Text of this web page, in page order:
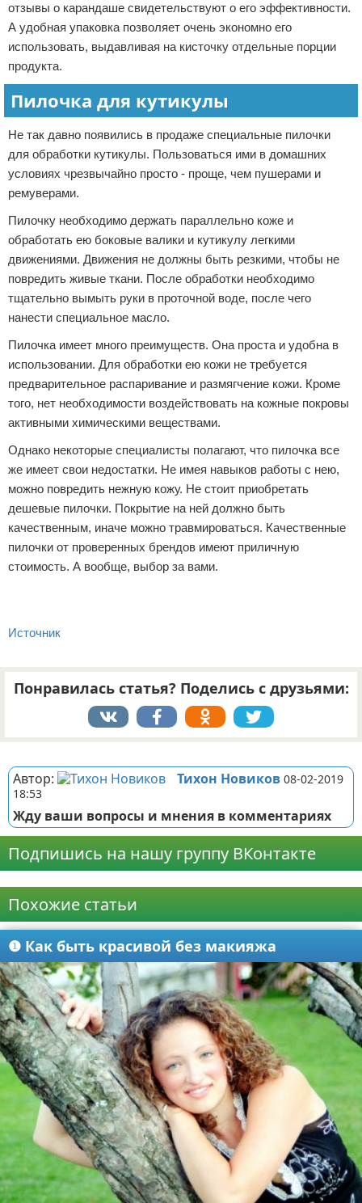
отзывы о карандаше свидетельствуют о его эффективности.
А удобная упаковка позволяет очень экономно его
использовать, выдавливая на кисточку отдельные порции
продукта.
Пилочка для кутикулы
Не так давно появились в продаже специальные пилочки
для обработки кутикулы. Пользоваться ими в домашних
условиях чрезвычайно просто - проще, чем пушерами и
ремуверами.
Пилочку необходимо держать параллельно коже и
обработать ею боковые валики и кутикулу легкими
движениями. Движения не должны быть резкими, чтобы не
повредить живые ткани. После обработки необходимо
тщательно вымыть руки в проточной воде, после чего
нанести специальное масло.
Пилочка имеет много преимуществ. Она проста и удобна в
использовании. Для обработки ею кожи не требуется
предварительное распаривание и размягчение кожи. Кроме
того, нет необходимости воздействовать на кожные покровы
активными химическими веществами.
Однако некоторые специалисты полагают, что пилочка все
же имеет свои недостатки. Не имея навыков работы с нею,
можно повредить нежную кожу. Не стоит приобретать
дешевые пилочки. Покрытие на ней должно быть
качественным, иначе можно травмироваться. Качественные
пилочки от проверенных брендов имеют приличную
стоимость. А вообще, выбор за вами.
Источник
Понравилась статья? Поделись с друзьями:
Автор: Тихон Новиков 08-02-2019
18:53
Жду ваши вопросы и мнения в комментариях
Подпишись на нашу группу ВКонтакте
Похожие статьи
❶ Как быть красивой без макияжа